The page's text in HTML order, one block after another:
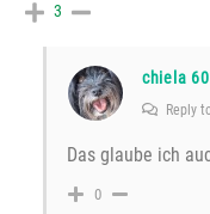
3
chiela 60
Reply
Das glaube ich
0